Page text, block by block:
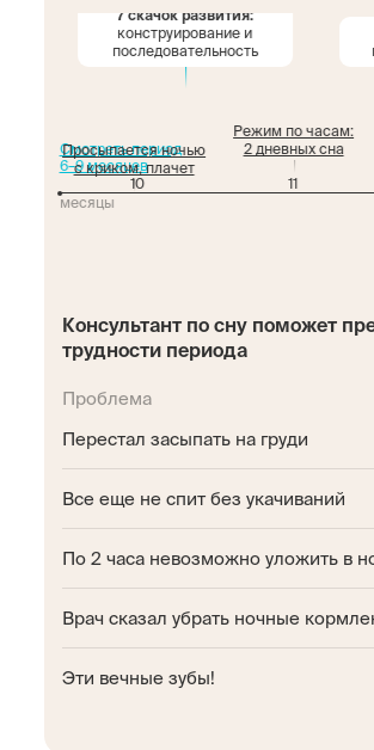
Смотреть период
6–9 месяцев
Режим по часам:
2 дневных сна
7 скачок развития:
конструирование и
последовательность
10 11
месяцы
Просыпается ночью
с криком, плачет
Консультант по сну поможет
трудности периода
Проблема
Перестал засыпать на груди
Все еще не спит без укачиваний
По 2 часа невозможно уложить в
Врач сказал убрать ночные
Эти вечные зубы!